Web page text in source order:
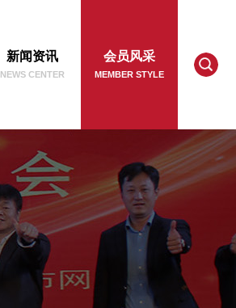
会员风采
MEMBER STYLE
新闻资讯
NEWS CENTER